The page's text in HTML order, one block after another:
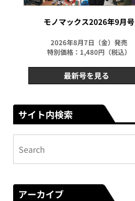
モノマックス2026年9月号
2026年8月7日（金）発売
特別価格：1,480円（税込）
最新号を見る
サイト内検索
アーカイブ